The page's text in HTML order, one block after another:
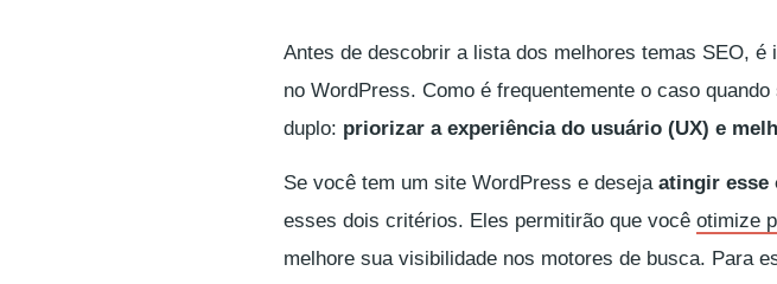
Antes de descobrir a lista dos melhores temas SEO,
no WordPress. Como é frequentemente o caso
duplo: priorizar a experiência do usuário (UX) e
Se você tem um site WordPress e deseja atingir esse
esses dois critérios. Eles permitirão que você otimize
melhore sua visibilidade nos motores de busca. Para